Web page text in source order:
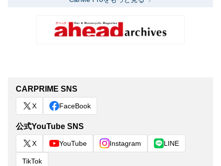
CARPRIME SNS
X FaceBook
公式YouTube SNS
X YouTube Instagram LINE
TikTok